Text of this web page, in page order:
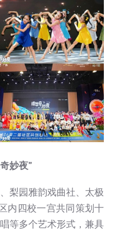
妙夜”
梨园雅韵戏曲社、太极
内四校一宫共同策划十
等多个艺术形式，兼具